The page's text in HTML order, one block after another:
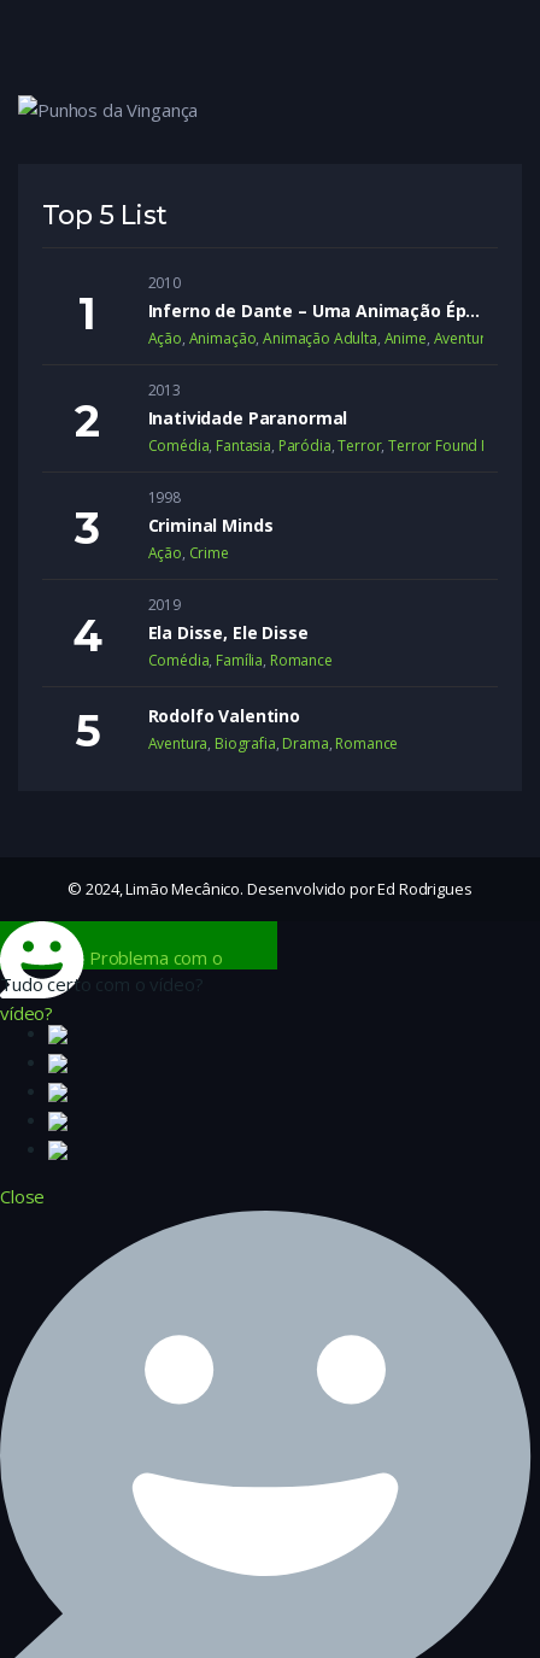
Top 5 List
2010
Inferno de Dante – Uma Animação Épica
Ação, Animação,Animação Adulta, Anime, Aventura
2013
Inatividade Paranormal
Comédia, Fantasia, Paródia,Terror,Terror Found Footage
1998
Criminal Minds
Ação, Crime
2019
Ela Disse, Ele Disse
Comédia, Família, Romance
Rodolfo Valentino
Aventura, Biografia, Drama, Romance
© 2024, Limão Mecânico. Desenvolvido por Ed Rodrigues
Problema com o
vídeo?
Tudo certo com o vídeo?
Close